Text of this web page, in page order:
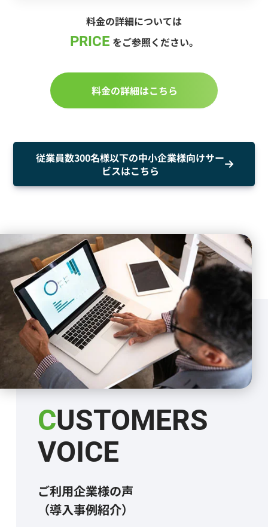
料金の詳細については
PRICE をご参照ください。
料金の詳細はこちら
従業員数300名様以下の中小企業様向けサー
ビスはこちら
CUSTOMERS
VOICE
ご利用企業様の声
（導入事例紹介）